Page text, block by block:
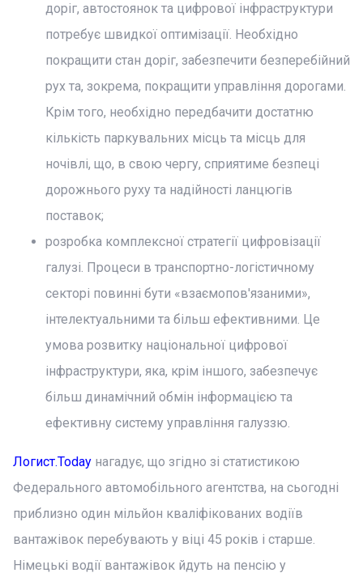
доріг, автостоянок та цифрової інфраструктури
потребує швидкої оптимізації. Необхідно
покращити стан доріг, забезпечити безперебійний
рух та, зокрема, покращити управління дорогами.
Крім того, необхідно передбачити достатню
кількість паркувальних місць та місць для
ночівлі, що, в свою чергу, сприятиме безпеці
дорожнього руху та надійності ланцюгів
поставок;
розробка комплексної стратегії цифровізації
галузі. Процеси в транспортно-логістичному
секторі повинні бути «взаємопов'язаними»,
інтелектуальними та більш ефективними. Це
умова розвитку національної цифрової
інфраструктури, яка, крім іншого, забезпечує
більш динамічний обмін інформацією та
ефективну систему управління галуззю.
Логист.Today нагадує, що згідно зі статистикою
Федерального автомобільного агентства, на сьогодні
приблизно один мільйон кваліфікованих водіїв
вантажівок перебувають у віці 45 років і старше.
Німецькі водії вантажівок йдуть на пенсію у